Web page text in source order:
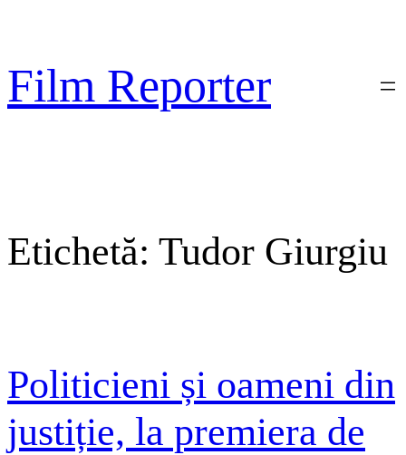
conținut
Film Reporter
Etichetă: Tudor Giurgiu
Politicieni și oameni din
justiție, la premiera de